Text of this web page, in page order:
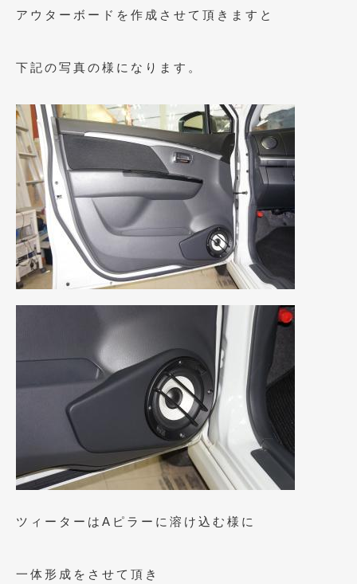
アウターボードを作成させて頂きますと
下記の写真の様になります。
ツィーターはAピラーに溶け込む様に
一体形成をさせて頂き